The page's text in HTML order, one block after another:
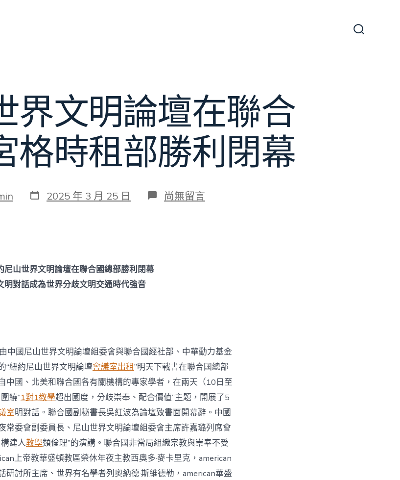
界文明論壇在聯合
格時租部勝利閉幕
發
表
2025 年 3 月 25 日 在
〈紐
找
九
宮
格
時
租
部
勝
利
閉
幕〉
中
尚無留言
尼山世界文明論壇在聯合國總部勝利閉幕
明對話成為世界分歧文明交通時代強音
中國尼山世界文明論壇組委會與聯合國經社部、中華動力基金
“紐約尼山世界文明論壇會議室出租”明天下戰書在聯合國總部
中國、北美和聯合國各有關機構的專家學者，在兩天（10日至
繞“1對1教學超出國度，分歧崇奉、配合價值”主題，開展了5
室明對話。聯合國副秘書長吳紅波為論壇致書面開幕辭。中國
常委會副委員長、尼山世界文明論壇組委會主席許嘉璐列席會
建人教學類倫理”的演講。聯合國非當局組織宗教與崇奉不受
上帝教華盛頓教區榮休年夜主教西奧多·麥卡里克，american
研討所主席、世界有名學者列奧納德·斯維德勒，american華盛